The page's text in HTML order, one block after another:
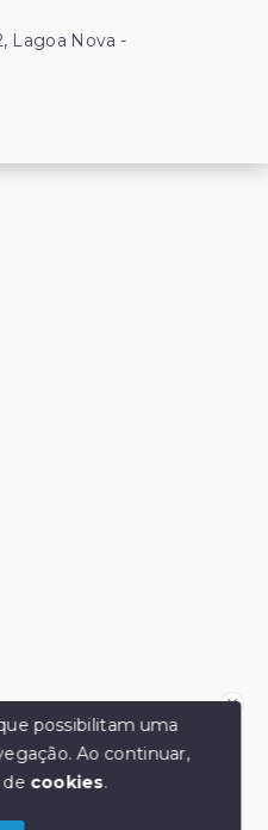
disponível nesse
no Whatsapp.
chamar!
- Todos os direitos
Lagoa Nova -
possibilitam uma
Ao continuar,
cookies.